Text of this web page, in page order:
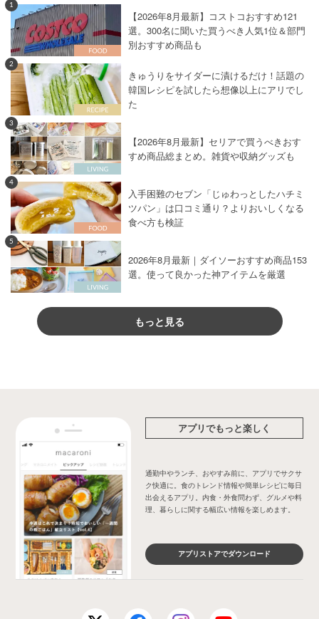
1
【2026年8月最新】コストコおすすめ121
選。300名に聞いた買うべき人気1位＆部門
別おすすめ商品も
2
きゅうりをサイダーに漬けるだけ！話題の
韓国レシピを試したら想像以上にアリでし
た
3
【2026年8月最新】セリアで買うべきおす
すめ商品総まとめ。雑貨や収納グッズも
4
入手困難のセブン「じゅわっとしたハチミ
ツパン」は口コミ通り？よりおいしくなる
食べ方も検証
5
2026年8月最新｜ダイソーおすすめ商品153
選。使って良かった神アイテムを厳選
もっと見る
アプリでもっと楽しく
通勤中やランチ、おやすみ前に、アプリでサクサ
ク快適に。食のトレンド情報や簡単レシピに毎日
出会えるアプリ。内食・外食問わず、グルメや料
理、暮らしに関する幅広い情報を楽しめます。
アプリストアでダウンロード